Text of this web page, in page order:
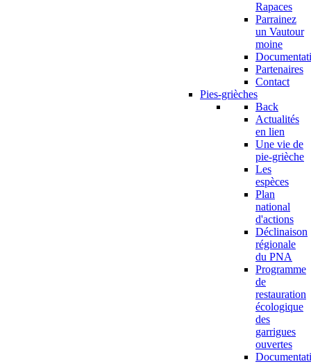
Rapaces
Parrainez
un Vautour
moine
Partenaires
Contact
Pies-grièches
Back
Actualités
en lien
Une vie de
pie-grièche
Les
espèces
Plan
national
d'actions
Déclinaison
régionale
du PNA
Programme
de
restauration
écologique
des
garrigues
ouvertes